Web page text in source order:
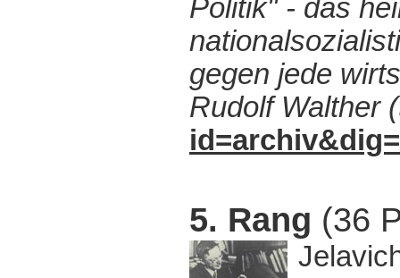
Politik" - das
gegen jede
Rudolf Walther
5. Rang (36